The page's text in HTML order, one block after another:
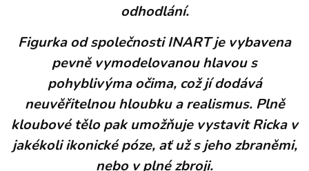
odhodlání.
Figurka od společnosti INART je vybavena
pevně vymodelovanou hlavou s
pohyblivýma očima, což jí dodává
neuvěřitelnou hloubku a realismus. Plně
kloubové tělo pak umožňuje vystavit Ricka v
jakékoli ikonické póze, ať už s jeho zbraněmi,
nebo v plné zbroji.